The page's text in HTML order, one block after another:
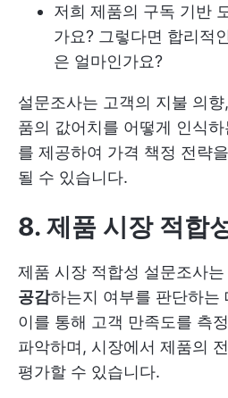
저희 제품의 구독 기반
가요? 그렇다면 합리적
은 얼마인가요?
설문조사는 고객의 지불 의
품의 값어치를 어떻게 인식
를 제공하여 가격 책정 전략
될 수 있습니다.
8. 제품 시장 적합
제품 시장 적합성 설문조사
공감하는지 여부를 판단하는
이를 통해 고객 만족도를 측
파악하며, 시장에서 제품의
평가할 수 있습니다.